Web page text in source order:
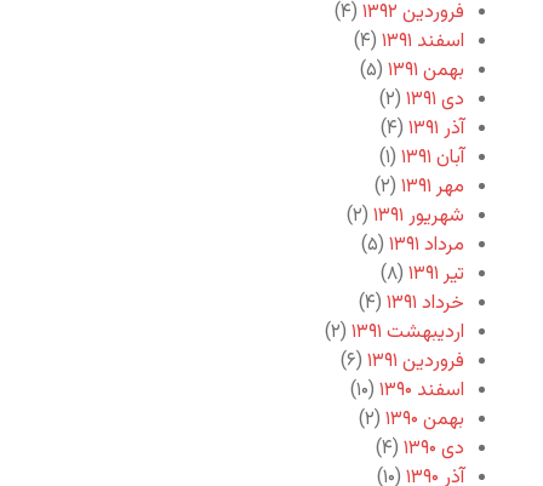
فروردین ۱۳۹۲
(۴)
اسفند ۱۳۹۱
(۴)
بهمن ۱۳۹۱
(۵)
دی ۱۳۹۱
(۲)
آذر ۱۳۹۱
(۴)
آبان ۱۳۹۱
(۱)
مهر ۱۳۹۱
(۲)
شهریور ۱۳۹۱
(۲)
مرداد ۱۳۹۱
(۵)
تیر ۱۳۹۱
(۸)
خرداد ۱۳۹۱
(۴)
اردیبهشت ۱۳۹۱
(۲)
فروردین ۱۳۹۱
(۶)
اسفند ۱۳۹۰
(۱۰)
بهمن ۱۳۹۰
(۲)
دی ۱۳۹۰
(۴)
آذر ۱۳۹۰
(۱۰)